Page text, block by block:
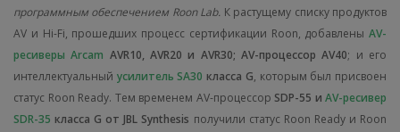
программным обеспечением Roon Lab. К растущему списку продуктов
AV и Hi-Fi, прошедших процесс сертификации Roon, добавлены AV-
ресиверы Arcam AVR10, AVR20 и AVR30; AV-процессор AV40; и его
интеллектуальный усилитель SA30 класса G, которым был присвоен
статус Roon Ready. Тем временем AV-процессор SDP-55 и AV-ресивер
SDR-35 класса G от JBL Synthesis получили статус Roon Ready и Roon